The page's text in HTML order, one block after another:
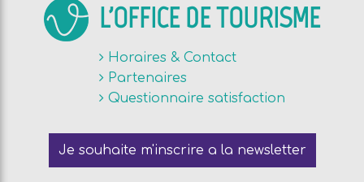
L'OFFICE DE TOURISME
Horaires & Contact
Partenaires
Questionnaire satisfaction
Je souhaite m'inscrire a la newsletter